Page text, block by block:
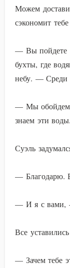
Можем
сэкономит
— Вы пойдете
бухты, где
небу. — Среди
— Мы
знаем эти воды.
Суэль
— Благодарю.
— И я с вами,
Все
— Зачем тебе